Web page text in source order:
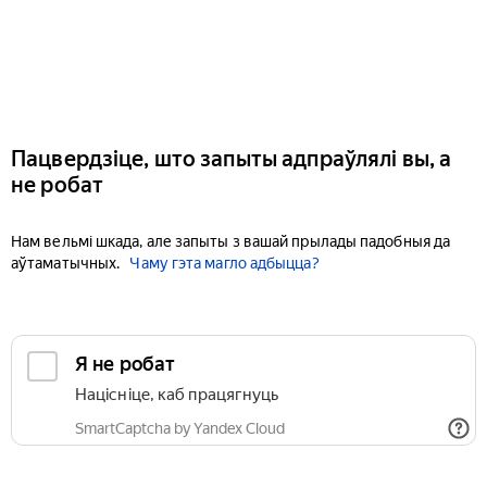
Пацвердзіце, што запыты адпраўлялі вы, а
не робат
Нам вельмі шкада, але запыты з вашай прылады падобныя да
аўтаматычных.
Чаму гэта магло адбыцца?
Я не робат
Націсніце, каб працягнуць
SmartCaptcha by Yandex Cloud